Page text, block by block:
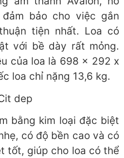
bảo cho việc gắn
tiện nhất. Loa có
với bề dày rất mỏng.
của loa là 698 x 292 x
loa chỉ nặng 13,6 kg.
bằng kim loại đặc biệt
có độ bền cao và có
tốt, giúp cho loa có thể